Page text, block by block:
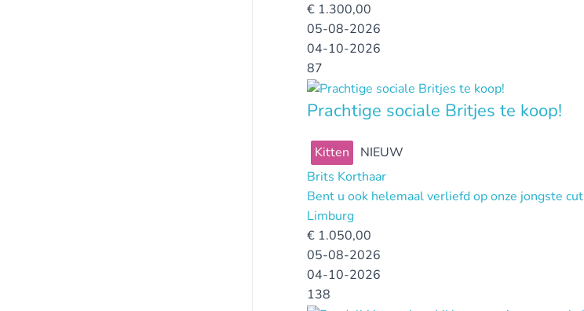
€ 1.300,00
05-08-2026
04-10-2026
87
Prachtige sociale Britjes te koop!
Kitten
NIEUW
Brits Korthaar
Bent u ook helemaal verliefd op onze jongste
Limburg
€ 1.050,00
05-08-2026
04-10-2026
138